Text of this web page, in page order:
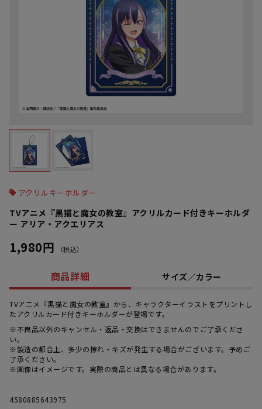
アクリルキーホルダー
TVアニメ『黒猫と魔女の教室』アクリルカード付きキーホルダ
ー アリア・アクエリアス
1,980円 （税込）
商品詳細 サイズ／カラー
TVアニメ『黒猫と魔女の教室』から、キャラクターイラストをプリントし
たアクリルカード付きキーホルダーが登場です。
※不良品以外のキャンセル・返品・交換はできませんのでご了承くださ
い。
※製造の都合上、多少の擦れ・キズが発生する場合がございます。予めご
了承ください。
※画像はイメージです。実際の商品とは異なる場合があります。
4580885643975